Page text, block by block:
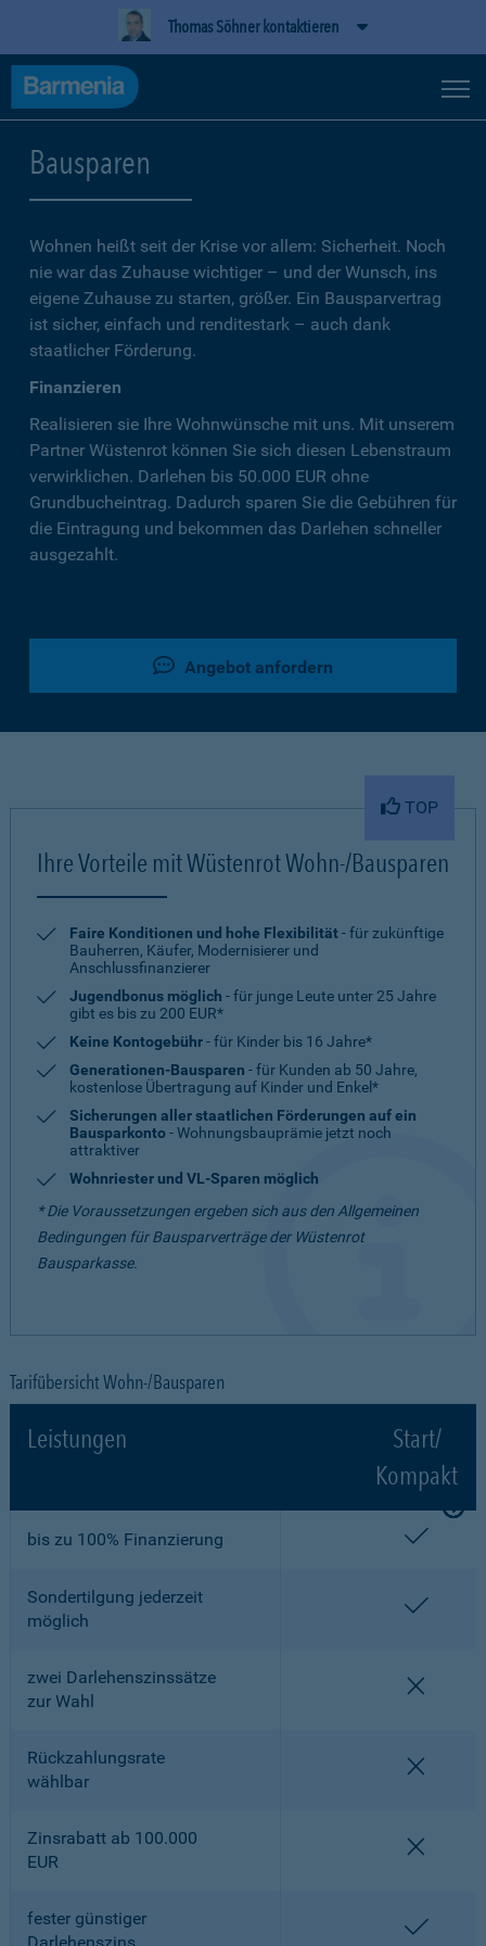
Thomas Söhner kontaktieren
Bausparen
Wohnen heißt seit der Krise vor allem: Sicherheit. Noch
nie war das Zuhause wichtiger – und der Wunsch, ins
eigene Zuhause zu starten, größer. Ein Bausparvertrag
ist sicher, einfach und renditestark – auch dank
staatlicher Förderung.
Finanzieren
Realisieren sie Ihre Wohnwünsche mit uns. Mit unserem
Partner Wüstenrot können Sie sich diesen Lebenstraum
verwirklichen. Darlehen bis 50.000 EUR ohne
Grundbucheintrag. Dadurch sparen Sie die Gebühren für
die Eintragung und bekommen das Darlehen schneller
ausgezahlt.
Angebot anfordern
TOP
Ihre Vorteile mit Wüstenrot Wohn-/Bausparen
Faire Konditionen und hohe Flexibilität- für zukünftige
Bauherren, Käufer, Modernisierer und
Anschlussfinanzierer
Jugendbonus möglich - für junge Leute unter 25 Jahre
gibt es bis zu 200 EUR*
Keine Kontogebühr- für Kinder bis 16 Jahre*
Generationen-Bausparen - für Kunden ab 50 Jahre,
kostenlose Übertragung auf Kinder und Enkel*
Sicherungen aller staatlichen Förderungen auf ein
Bausparkonto- Wohnungsbauprämie jetzt noch
attraktiver
Wohnriester und VL-Sparen möglich
* Die Voraussetzungen ergeben sich aus den Allgemeinen
Bedingungen für Bausparverträge der Wüstenrot
Bausparkasse.
Tarifübersicht Wohn-/Bausparen
Leistungen
Start/
Kompakt
bis zu 100% Finanzierung
Sondertilgung jederzeit
möglich
zwei Darlehenszinssätze
zur Wahl
Rückzahlungsrate
wählbar
Zinsrabatt ab 100.000
EUR
fester günstiger